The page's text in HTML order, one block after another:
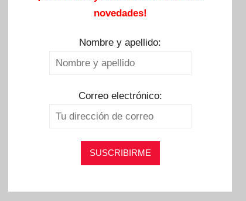
novedades!
Nombre y apellido:
Correo electrónico: